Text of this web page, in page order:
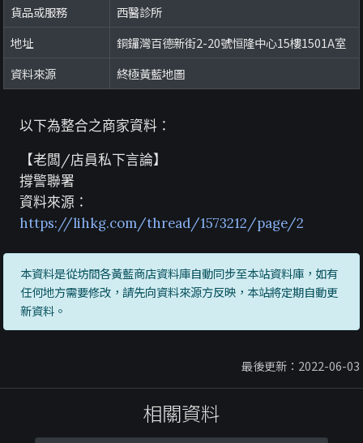
貨品或服務
西醫診所
地址
銅鑼灣百德新街2-20號恒隆中心15樓1501A室
資料來源
終極黃藍地圖
以下為整合之商家資料：
【老闆/店員私下言論】
撐警聯署
資料來源：
https://lihkg.com/thread/1573212/page/2
本資料是從坊間各黃藍商店資料庫自動同步至本站資料庫，如有
任何地方需要修改，請先向資料來源方反映，本站將定期自動更
新資料。
最後更新：2022-06-03
相關資料